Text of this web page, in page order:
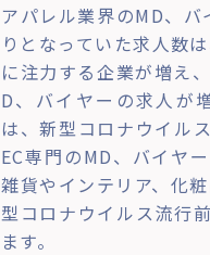
アパレル業界のMD、
りとなっていた求人数
に注力する企業が増え
D、バイヤーの求人が
は、新型コロナウイル
EC専門のMD、バイヤ
雑貨やインテリア、化
型コロナウイルス流行
ます。